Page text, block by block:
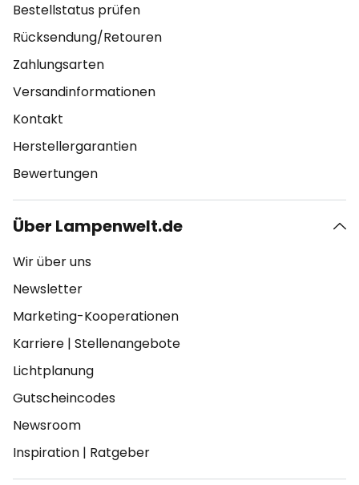
Bestellstatus prüfen
Rücksendung/Retouren
Zahlungsarten
Versandinformationen
Kontakt
Herstellergarantien
Bewertungen
Über Lampenwelt.de
Wir über uns
Newsletter
Marketing-Kooperationen
Karriere | Stellenangebote
Lichtplanung
Gutscheincodes
Newsroom
Inspiration | Ratgeber